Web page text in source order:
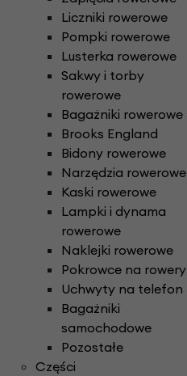
Liczniki rowerowe
Pompki rowerowe
Lusterka rowerowe
Sakwy i torby
rowerowe
Bagażniki rowerowe
Brooks England
Bidony rowerowe
Narzędzia rowerowe
Kaski rowerowe
Lampki i dynama
rowerowe
Naklejki rowerowe
Pokrowce na rowery
Uchwyty na telefon
Bagażniki
samochodowe
Pozostałe
Części